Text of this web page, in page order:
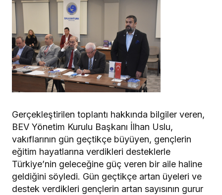
Gerçekleştirilen toplantı hakkında bilgiler veren,
BEV Yönetim Kurulu Başkanı İlhan Uslu,
vakıflarının gün geçtikçe büyüyen, gençlerin
eğitim hayatlarına verdikleri desteklerle
Türkiye’nin geleceğine güç veren bir aile haline
geldiğini söyledi. Gün geçtikçe artan üyeleri ve
destek verdikleri gençlerin artan sayısının gurur